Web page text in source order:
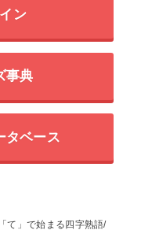
ン
事典
タベース
て」で始まる四字熟語